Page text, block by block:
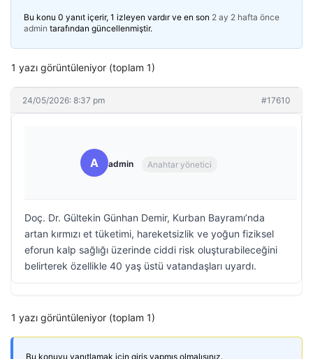
Bu konu 0 yanıt içerir, 1 izleyen vardır ve en son 2 ay 2 hafta önce
admin tarafından güncellenmiştir.
1 yazı görüntüleniyor (toplam 1)
24/05/2026: 8:37 pm #17610
A admin Anahtar yönetici
Doç. Dr. Gültekin Günhan Demir, Kurban Bayramı’nda
artan kırmızı et tüketimi, hareketsizlik ve yoğun fiziksel
eforun kalp sağlığı üzerinde ciddi risk oluşturabileceğini
belirterek özellikle 40 yaş üstü vatandaşları uyardı.
1 yazı görüntüleniyor (toplam 1)
Bu konuyu yanıtlamak için giriş yapmış olmalısınız.